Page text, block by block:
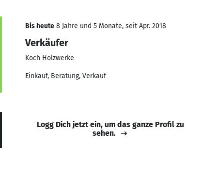
Bis heute 8 Jahre und 5 Monate, seit Apr. 2018
Verkäufer
Koch Holzwerke
Einkauf, Beratung, Verkauf
Logg Dich jetzt ein, um das ganze Profil zu
sehen.